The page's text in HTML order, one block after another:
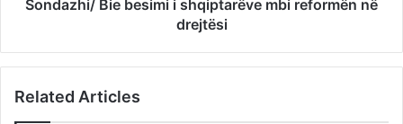
Sondazhi/ Bie besimi i shqiptarëve mbi reformën në
drejtësi
Related Articles